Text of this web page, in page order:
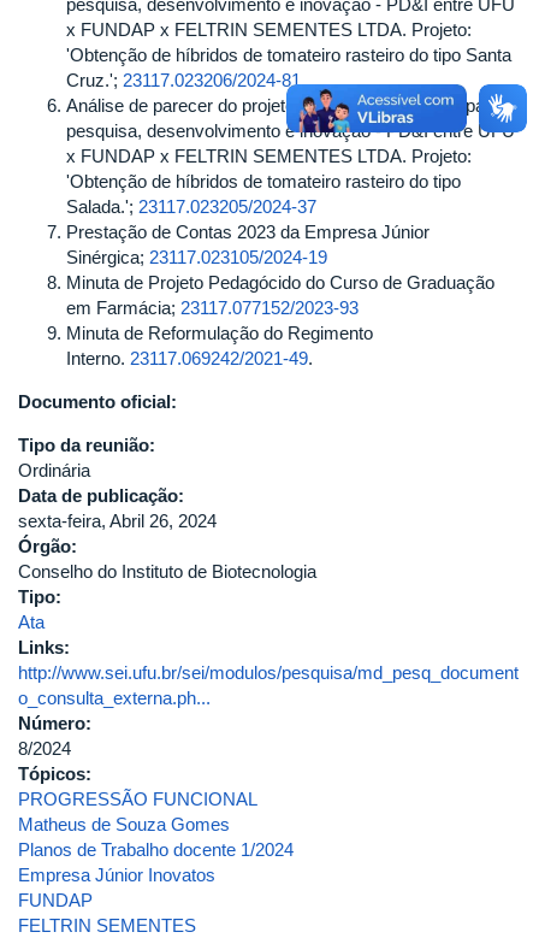
x FUNDAP x FELTRIN SEMENTES LTDA. Projeto:
'Obtenção de híbridos de tomateiro rasteiro do tipo Santa
Cruz.'; 23117.023206/2024-81
Análise de parecer do projeto e acordo de parceria para
pesquisa, desenvolvimento e inovação - PD&I entre UFU
x FUNDAP x FELTRIN SEMENTES LTDA. Projeto:
'Obtenção de híbridos de tomateiro rasteiro do tipo
Salada.'; 23117.023205/2024-37
Prestação de Contas 2023 da Empresa Júnior
Sinérgica; 23117.023105/2024-19
Minuta de Projeto Pedagócido do Curso de Graduação
em Farmácia; 23117.077152/2023-93
Minuta de Reformulação do Regimento
Interno. 23117.069242/2021-49.
Documento oficial:
Tipo da reunião:
Ordinária
Data de publicação:
sexta-feira, Abril 26, 2024
Órgão:
Conselho do Instituto de Biotecnologia
Tipo:
Ata
Links:
http://www.sei.ufu.br/sei/modulos/pesquisa/md_pesq_document
o_consulta_externa.ph...
Número:
8/2024
Tópicos:
PROGRESSÃO FUNCIONAL
Matheus de Souza Gomes
Planos de Trabalho docente 1/2024
Empresa Júnior Inovatos
FUNDAP
FELTRIN SEMENTES